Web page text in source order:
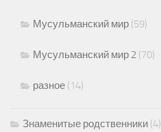
Мусульманский мир (59)
Мусульманский мир 2 (70)
разное (14)
Знаменитые родственники (4)